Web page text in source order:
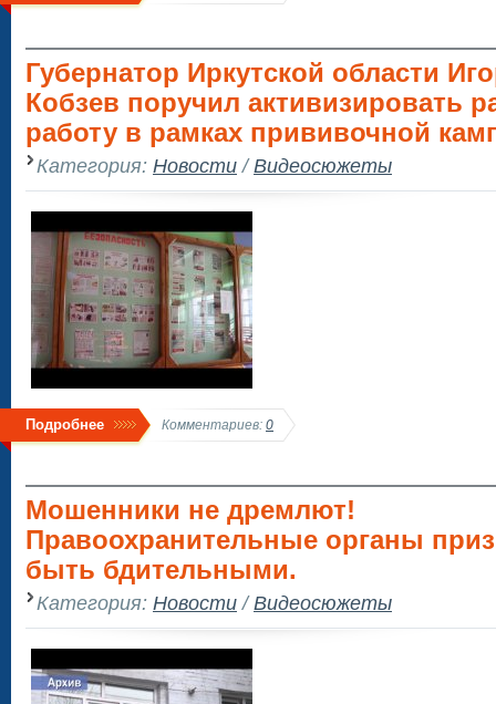
Губернатор Иркутской области
Кобзев поручил активизировать
работу в рамках прививочной
Категория: Новости/Видеосюжеты
Подробнее Комментариев: 0
Мошенники не дремлют!
Правоохранительные органы
быть бдительными.
Категория: Новости/Видеосюжеты